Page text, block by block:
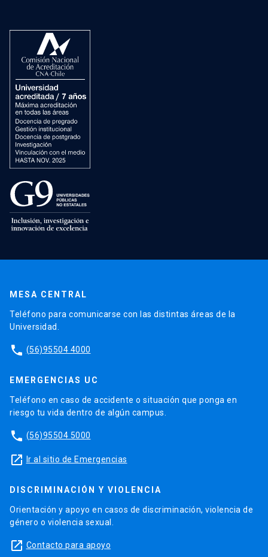
MESA CENTRAL
Teléfono para comunicarse con las distintas áreas de la
Universidad.
phone (56)95504 4000
EMERGENCIAS UC
Teléfono en caso de accidente o situación que ponga en
riesgo tu vida dentro de algún campus.
phone (56)95504 5000
launch Ir al sitio de Emergencias
DISCRIMINACIÓN Y VIOLENCIA
Orientación y apoyo en casos de discriminación, violencia de
género o violencia sexual.
launch Contacto para apoyo